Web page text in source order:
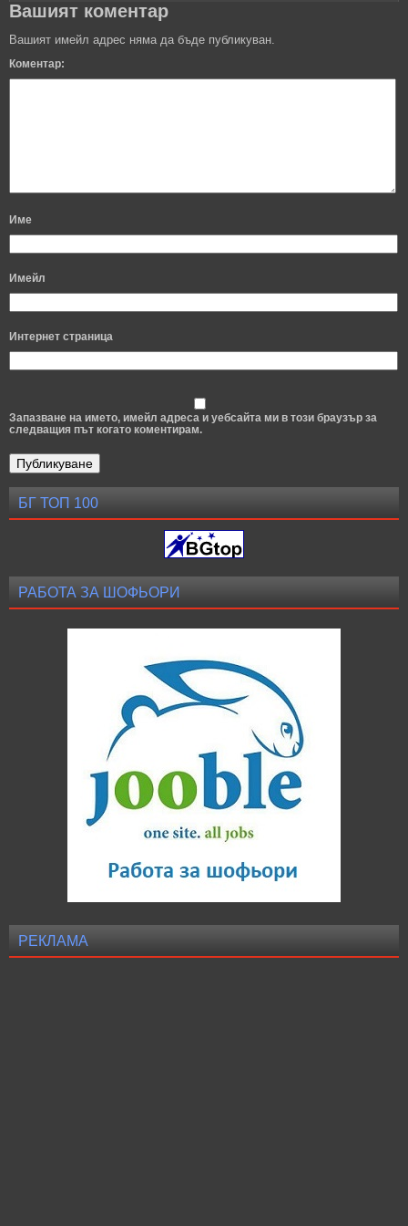
Вашият коментар
Вашият имейл адрес няма да бъде публикуван.
Коментар:
Име
Имейл
Интернет страница
Запазване на името, имейл адреса и уебсайта ми в този браузър за
следващия път когато коментирам.
БГ ТОП 100
РАБОТА ЗА ШОФЬОРИ
РЕКЛАМА